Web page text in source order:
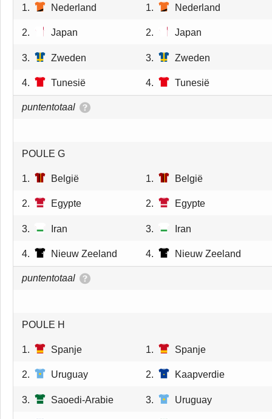
1. Nederland 1. Nederland
2. Japan 2. Japan
3. Zweden 3. Zweden
4. Tunesië 4. Tunesië
puntentotaal
POULE G
1. België 1. België
2. Egypte 2. Egypte
3. Iran 3. Iran
4. Nieuw Zeeland 4. Nieuw Zeeland
puntentotaal
POULE H
1. Spanje 1. Spanje
2. Uruguay 2. Kaapverdie
3. Saoedi-Arabie 3. Uruguay